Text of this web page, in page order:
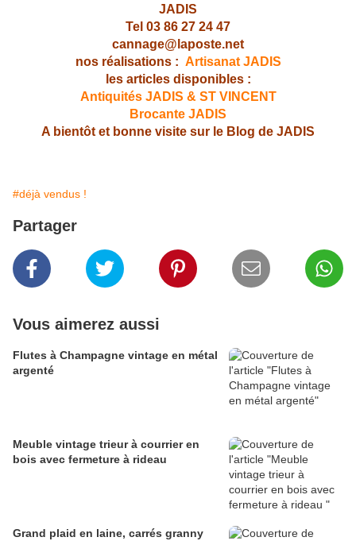
JADIS
Tel 03 86 27 24 47
cannage@laposte.net
nos réalisations : Artisanat JADIS
les articles disponibles :
Antiquités JADIS & ST VINCENT
Brocante JADIS
A bientôt et bonne visite sur le Blog de JADIS
#déjà vendus !
Partager
Vous aimerez aussi
Flutes à Champagne vintage en métal
argenté
Meuble vintage trieur à courrier en
bois avec fermeture à rideau
Grand plaid en laine, carrés granny